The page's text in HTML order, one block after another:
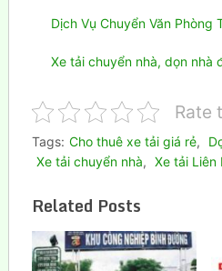
Dịch Vụ Chuyển Văn Phòng
Xe tải chuyển nhà, dọn nhà
Rate
Tags: Cho thuê xe tải giá rẻ,
Xe tải chuyển nhà, Xe tải Liên
Related Posts